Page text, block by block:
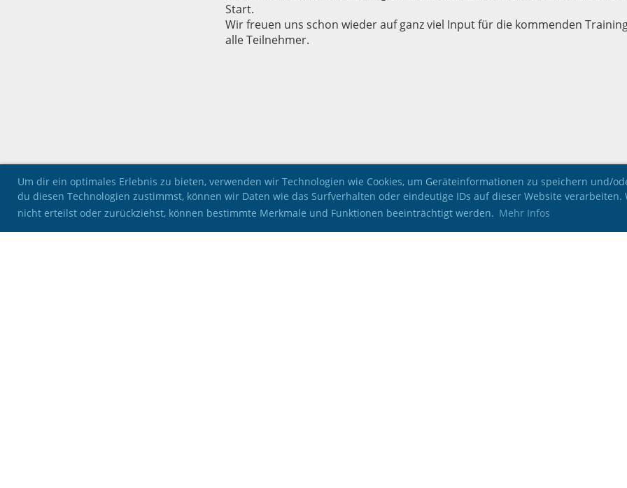
Um dir ein optimales Erlebnis zu bieten, verwenden wir Technologien wie Cookies, um Geräteinformationen zu speichern und/
du diesen Technologien zustimmst, können wir Daten wie das Surfverhalten oder eindeutige IDs auf dieser Website
nicht erteilst oder zurückziehst, können bestimmte Merkmale und Funktionen beeinträchtigt werden. Mehr Infos
Start.
Wir freuen uns schon wieder auf ganz viel Input für die kommenden
alle Teilnehmer.